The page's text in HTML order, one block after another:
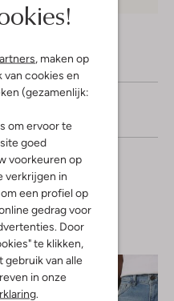
, maken op
cookies en
(gezamenlijk:
om ervoor te
goed
voorkeuren op
verkrijgen in
een profiel op
gedrag voor
Door
te klikken,
gebruik van alle
in onze
.
5/5